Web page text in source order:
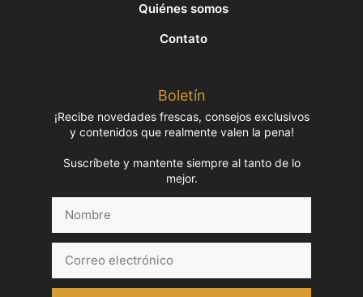
Quiénes somos
Contato
Boletín
¡Recibe novedades frescas, consejos exclusivos
y contenidos que realmente valen la pena!
Suscríbete y mantente siempre al tanto de lo
mejor.
electrónico